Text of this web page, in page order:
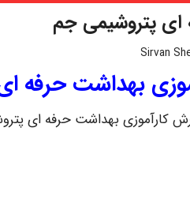
ای پتروشیمی جم
Sirvan
بهداشت حرفه
کارآموزی بهداشت حرفه ای